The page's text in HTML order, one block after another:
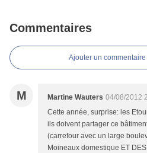
Commentaires
Ajouter un commentaire
M Martine Wauters 04/08/2012
Cette année, surprise: les
ils doivent partager ce
(carrefour avec un large
Moineaux domestique ET